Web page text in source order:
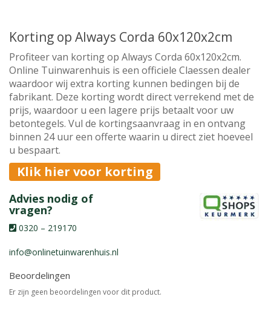
Korting op Always Corda 60x120x2cm
Profiteer van korting op Always Corda 60x120x2cm.
Online Tuinwarenhuis is een officiele Claessen dealer
waardoor wij extra korting kunnen bedingen bij de
fabrikant. Deze korting wordt direct verrekend met de
prijs, waardoor u een lagere prijs betaalt voor uw
betontegels. Vul de kortingsaanvraag in en ontvang
binnen 24 uur een offerte waarin u direct ziet hoeveel
u bespaart.
Klik hier voor korting
Advies nodig of
vragen?
0320 – 219170
info@onlinetuinwarenhuis.nl
Beoordelingen
Er zijn geen beoordelingen voor dit product.